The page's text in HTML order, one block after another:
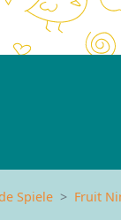
Spiele
Fruit